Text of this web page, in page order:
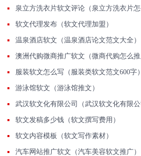
泉立方洗衣片软文评论（泉立方洗衣片怎
软文代理发布（软文代理加盟）
温泉酒店软文（温泉酒店论文范文大全）
澳洲代购微商推广软文（微商代购怎么推
服装软文怎么写（服装类软文范文600字）
游泳馆软文（游泳馆推文）
软文发稿多少钱（软文撰写费用）
软文内容模板（软文写作素材）
汽车网站推广软文（汽车美容软文推广）